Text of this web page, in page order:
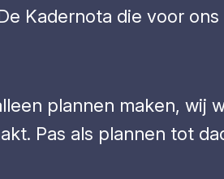
Kadernota die voor
plannen maken, wij
Pas als plannen tot